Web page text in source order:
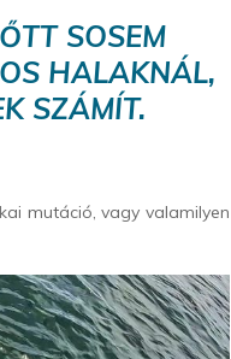
SOSEM
HALAKNÁL,
SZÁMÍT.
mutáció, vagy valamilyen